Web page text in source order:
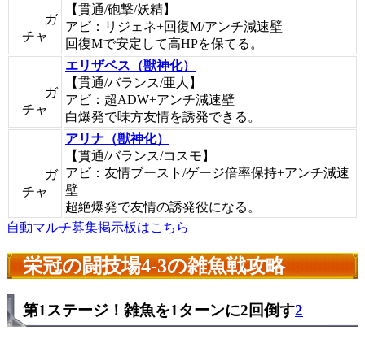
ガ
チャ
【貫通/砲撃/妖精】
アビ：リジェネ+回復M/アンチ減速壁
回復Mで安定して高HPを保てる。
ガ
チャ
エリザベス（獣神化）
【貫通/バランス/亜人】
アビ：超ADW+アンチ減速壁
白爆発で味方友情を誘発できる。
ガ
チャ
アリナ（獣神化）
【貫通/バランス/コスモ】
アビ：友情ブースト/ゲージ倍率保持+アンチ減速
壁
超絶爆発で友情の誘発役になる。
自動マルチ募集掲示板はこちら
栄冠の闘技場4-3の雑魚戦攻略
第1ステージ！雑魚を1ターンに2回倒す2